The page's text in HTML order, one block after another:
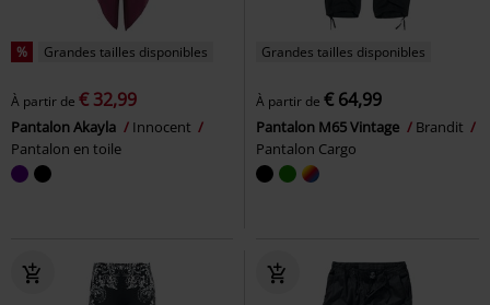
% Grandes tailles disponibles
À partir de € 32,99
Pantalon Akayla
Innocent
Pantalon en toile
Grandes tailles disponibles
À partir de € 64,99
Pantalon M65 Vintage
Brandit
Pantalon Cargo